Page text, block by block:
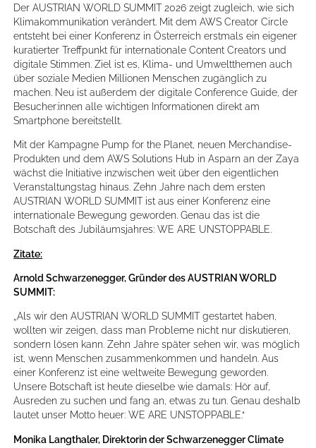
Der AUSTRIAN WORLD SUMMIT 2026 zeigt zugleich, wie sich
Klimakommunikation verändert. Mit dem AWS Creator Circle
entsteht bei einer Konferenz in Österreich erstmals ein eigener
kuratierter Treffpunkt für internationale Content Creators und
digitale Stimmen. Ziel ist es, Klima- und Umweltthemen auch
über soziale Medien Millionen Menschen zugänglich zu
machen. Neu ist außerdem der digitale Conference Guide, der
Besucher:innen alle wichtigen Informationen direkt am
Smartphone bereitstellt.
Mit der Kampagne Pump for the Planet, neuen Merchandise-
Produkten und dem AWS Solutions Hub in Asparn an der Zaya
wächst die Initiative inzwischen weit über den eigentlichen
Veranstaltungstag hinaus. Zehn Jahre nach dem ersten
AUSTRIAN WORLD SUMMIT ist aus einer Konferenz eine
internationale Bewegung geworden. Genau das ist die
Botschaft des Jubiläumsjahres: WE ARE UNSTOPPABLE.
Zitate:
Arnold Schwarzenegger, Gründer des AUSTRIAN WORLD
SUMMIT:
„Als wir den AUSTRIAN WORLD SUMMIT gestartet haben,
wollten wir zeigen, dass man Probleme nicht nur diskutieren,
sondern lösen kann. Zehn Jahre später sehen wir, was möglich
ist, wenn Menschen zusammenkommen und handeln. Aus
einer Konferenz ist eine weltweite Bewegung geworden.
Unsere Botschaft ist heute dieselbe wie damals: Hör auf,
Ausreden zu suchen und fang an, etwas zu tun. Genau deshalb
lautet unser Motto heuer: WE ARE UNSTOPPABLE.“
Monika Langthaler, Direktorin der Schwarzenegger Climate